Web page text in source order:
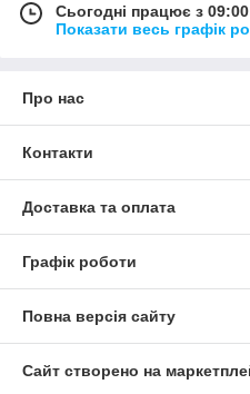
Сьогодні працює з
Показати весь графік
Про нас
Контакти
Доставка та оплата
Графік роботи
Повна версія сайту
Сайт створено на